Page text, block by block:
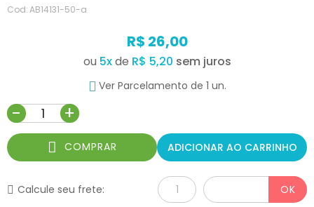
Cod:AB14131-50-a
R$ 26,00
ou 5xde R$ 5,20
Ver Parcelamento de 1 un.
- +
COMPRAR ADICIONAR AO CARRINHO
Calcule seu frete: